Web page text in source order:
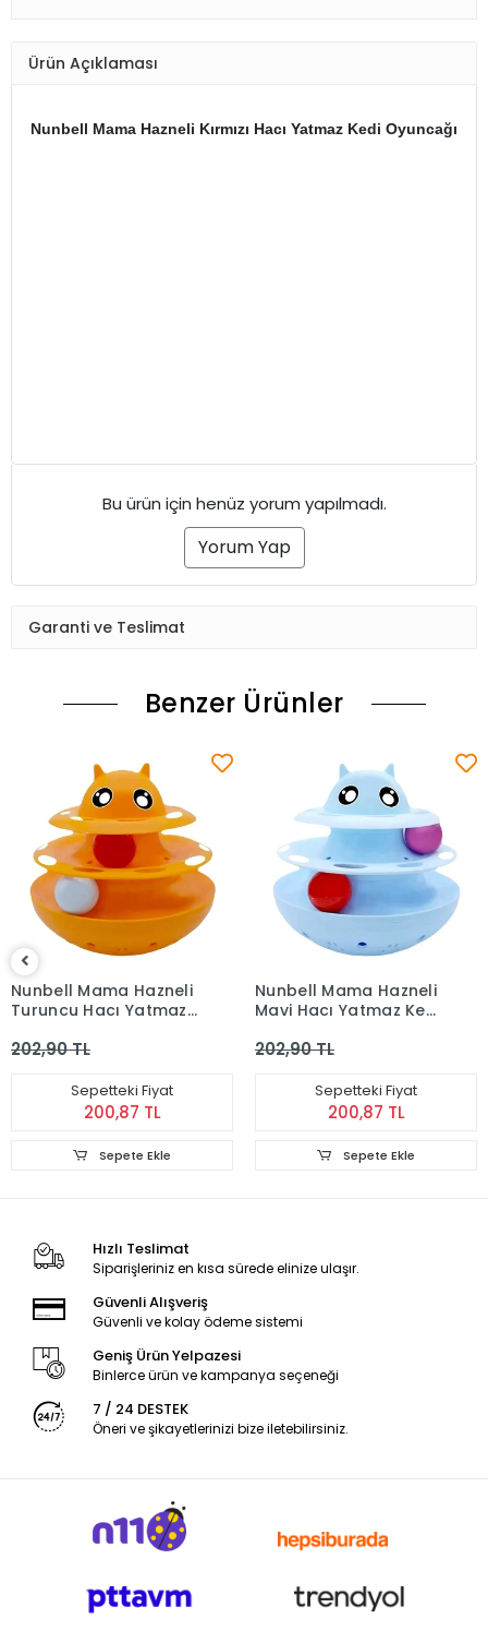
Ürün Açıklaması
Nunbell Mama Hazneli Kırmızı Hacı Yatmaz Kedi Oyuncağı
Bu ürün için henüz yorum yapılmadı.
Yorum Yap
Garanti ve Teslimat
Benzer Ürünler
Nunbell Mama Hazneli
Turuncu Hacı Yatmaz
202,90 TL
Sepetteki Fiyat
200,87 TL
Sepete Ekle
Nunbell Mama Hazneli
Mavi Hacı Yatmaz Kedi
202,90 TL
Sepetteki Fiyat
200,87 TL
Sepete Ekle
Hızlı Teslimat
Siparişleriniz en kısa sürede elinize ulaşır.
Güvenli Alışveriş
Güvenli ve kolay ödeme sistemi
Geniş Ürün Yelpazesi
Binlerce ürün ve kampanya seçeneği
7 / 24 DESTEK
Öneri ve şikayetlerinizi bize iletebilirsiniz.